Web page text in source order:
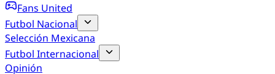
Fans United
Futbol Nacional
Selección Mexicana
Futbol Internacional
Opinión